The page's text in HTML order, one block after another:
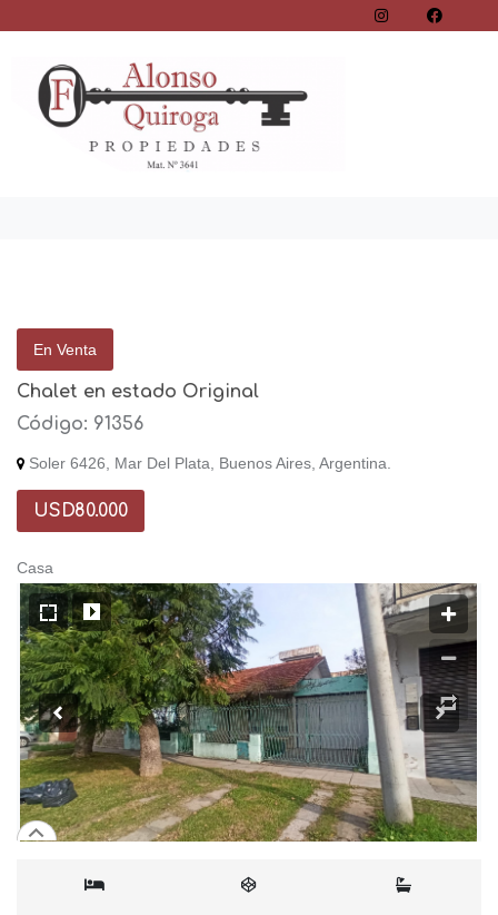
En Venta
Chalet en estado Original
Código: 91356
Soler 6426, Mar Del Plata, Buenos Aires, Argentina.
USD80.000
Casa